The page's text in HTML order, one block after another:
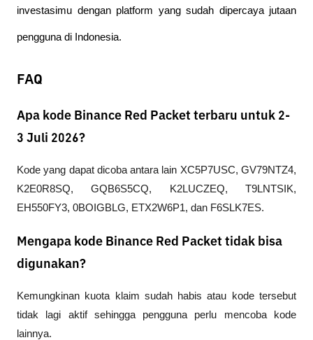
investasimu dengan platform yang sudah dipercaya jutaan
pengguna di Indonesia.
FAQ
Apa kode Binance Red Packet terbaru untuk 2-
3 Juli 2026?
Kode yang dapat dicoba antara lain XC5P7USC, GV79NTZ4,
K2E0R8SQ, GQB6S5CQ, K2LUCZEQ, T9LNTSIK,
EH550FY3, 0BOIGBLG, ETX2W6P1, dan F6SLK7ES.
Mengapa kode Binance Red Packet tidak bisa
digunakan?
Kemungkinan kuota klaim sudah habis atau kode tersebut
tidak lagi aktif sehingga pengguna perlu mencoba kode
lainnya.